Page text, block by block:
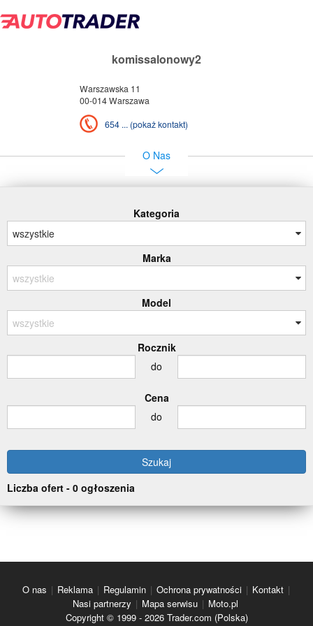
komissalonowy2
Warszawska 11
00-014 Warszawa
654 ... (pokaż kontakt)
O Nas
Kategoria
Marka
Model
Rocznik
do
Cena
do
Liczba ofert - 0 ogłoszenia
O nas | Reklama | Regulamin | Ochrona prywatności | Kontakt |
Nasi partnerzy | Mapa serwisu | Moto.pl
Copyright © 1999 - 2026 Trader.com (Polska)